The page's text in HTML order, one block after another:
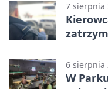
7 sierpnia
6 sierpnia
W